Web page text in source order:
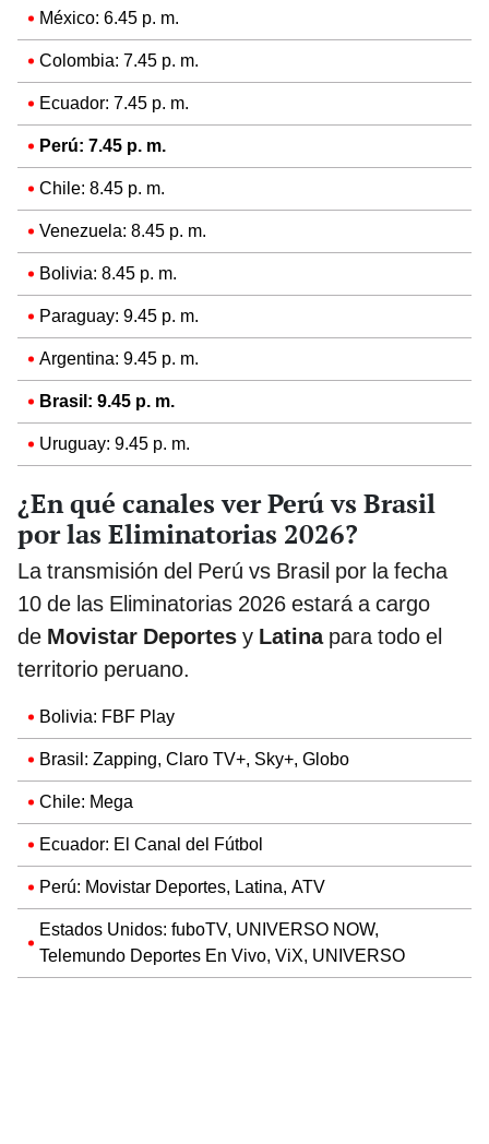
México: 6.45 p. m.
Colombia: 7.45 p. m.
Ecuador: 7.45 p. m.
Perú: 7.45 p. m.
Chile: 8.45 p. m.
Venezuela: 8.45 p. m.
Bolivia: 8.45 p. m.
Paraguay: 9.45 p. m.
Argentina: 9.45 p. m.
Brasil: 9.45 p. m.
Uruguay: 9.45 p. m.
¿En qué canales ver Perú vs Brasil
por las Eliminatorias 2026?
La transmisión del Perú vs Brasil por la fecha
10 de las Eliminatorias 2026 estará a cargo
de Movistar Deportes y Latinapara todo el
territorio peruano.
Bolivia: FBF Play
Brasil: Zapping, Claro TV+, Sky+, Globo
Chile: Mega
Ecuador: El Canal del Fútbol
Perú: Movistar Deportes, Latina, ATV
Estados Unidos: fuboTV, UNIVERSO NOW,
Telemundo Deportes En Vivo, ViX, UNIVERSO